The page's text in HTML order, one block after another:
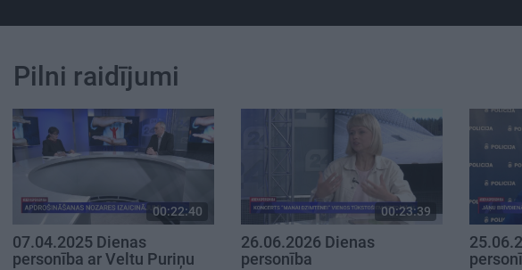
Pilni raidījumi
00:22:40
07.04.2025 Dienas
personība ar Veltu Puriņu
00:23:39
26.06.2026 Dienas
personība